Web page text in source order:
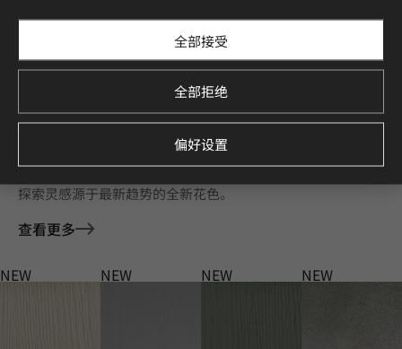
订阅我们的新闻通讯
探索创新项目、独特色彩与最新新闻和趋势
Deco Film 家具膜 全新花色
探索灵感源于最新趋势的全新花色。
查看更多
NEW NEW NEW NEW
全部接受
全部拒绝
偏好设置